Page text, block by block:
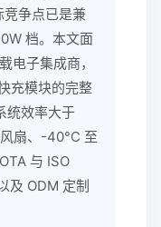
争点已是兼
档。本文面
电子集成商，
充模块的完整
效率大于
扇、-40°C 至
与 ISO
及 ODM 定制